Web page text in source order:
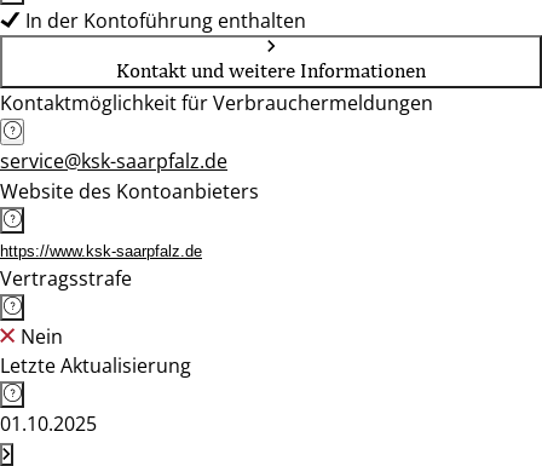
In der Kontoführung enthalten
Kontakt und weitere Informationen
Kontaktmöglichkeit für Verbrauchermeldungen
service@ksk-saarpfalz.de
Website des Kontoanbieters
https://www.ksk-saarpfalz.de
Vertragsstrafe
Nein
Letzte Aktualisierung
01.10.2025